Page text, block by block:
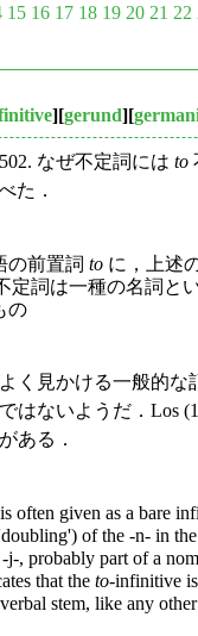
15 16 17 18 19 20 21 22
][gerund][
なぜ不定詞には to
た．
の前置詞 to に，上述
定詞は一種の名詞と
の
く見かける一般的な
はないようだ．Los
ある．
often given as a bare
of the -n- in
j-, probably part of a
that the to-infinitive
stem, like any